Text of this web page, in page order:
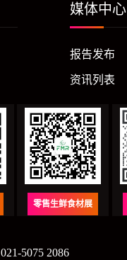
媒体中心
报告发布
资讯列表
零售生鲜食材展
021-5075 2086